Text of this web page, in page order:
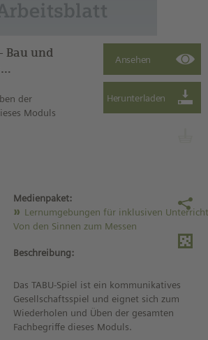
Bau und
der
Moduls
Medienpaket:
Lernumgebungen für inklusiven
Von den Sinnen zum Messen
Beschreibung:
Das TABU-Spiel ist ein kommunikatives
Gesellschaftsspiel und eignet sich zum
Wiederholen und Üben der gesamten
Fachbegriffe dieses Moduls.